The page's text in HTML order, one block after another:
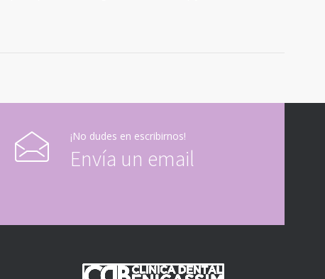
¡No dudes en escribirnos!
Envía un email